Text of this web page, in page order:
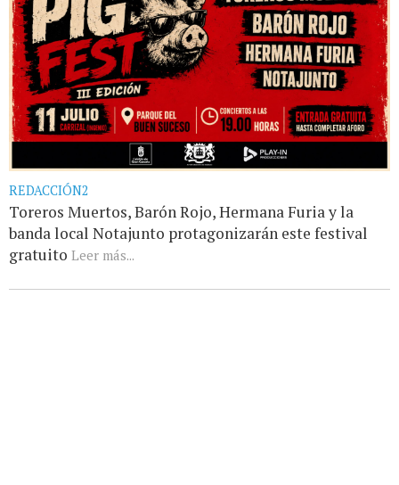
REDACCIÓN2
Toreros Muertos, Barón Rojo, Hermana Furia y la
banda local Notajunto protagonizarán este festival
gratuito Leer más...